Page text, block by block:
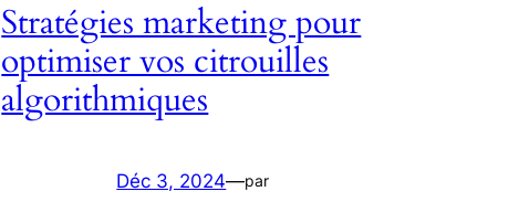
Stratégies marketing pour
optimiser vos citrouilles
algorithmiques
Déc 3, 2024—par